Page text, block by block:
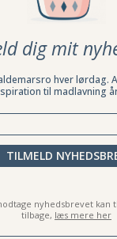
dig mit
hver lørdag.
til madlavning
TILMELD
nyhedsbrevet
tilbage, læs mere her